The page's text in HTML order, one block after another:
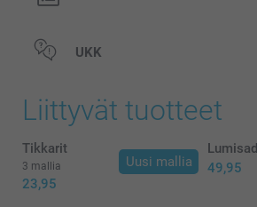
UKK
Liittyvät tuotteet
Uusi mallia
Tikkarit
3 mallia
23,95
49,95